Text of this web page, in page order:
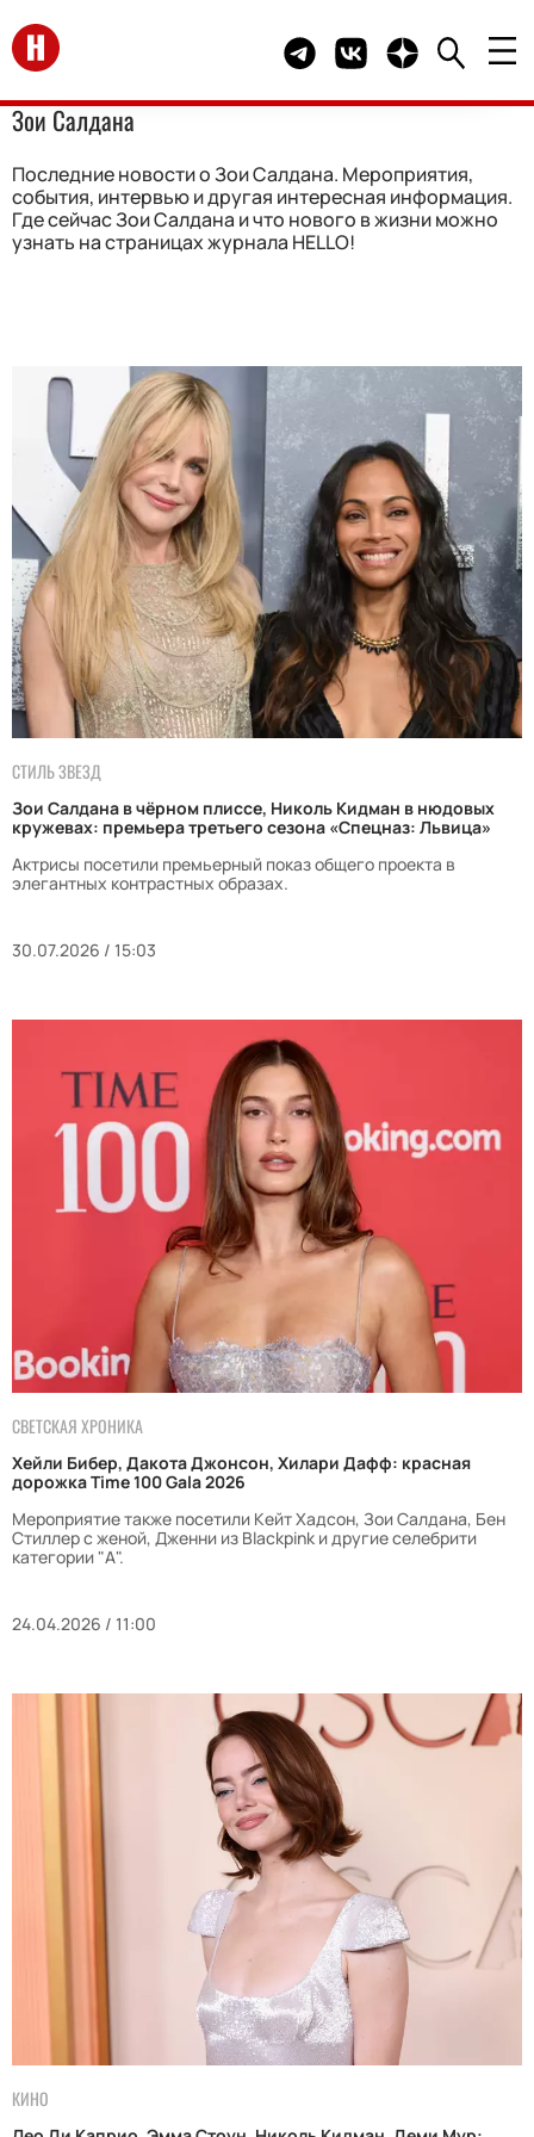
Перейти на главную Telegram канал HELLO
Группа HELLO
Канал HELLO в
Зои Салдана
Последние новости о Зои Салдана. Мероприятия,
события, интервью и другая интересная информация.
Где сейчас Зои Салдана и что нового в жизни можно
узнать на страницах журнала HELLO!
СТИЛЬ ЗВЕЗД
Зои Салдана в чёрном плиссе, Николь Кидман в нюдовых
кружевах: премьера третьего сезона «Спецназ: Львица»
Актрисы посетили премьерный показ общего проекта в
элегантных контрастных образах.
30.07.2026 / 15:03
СВЕТСКАЯ ХРОНИКА
Хейли Бибер, Дакота Джонсон, Хилари Дафф: красная
дорожка Time 100 Gala 2026
Мероприятие также посетили Кейт Хадсон, Зои Салдана, Бен
Стиллер с женой, Дженни из Blackpink и другие селебрити
категории "А".
24.04.2026 / 11:00
КИНО